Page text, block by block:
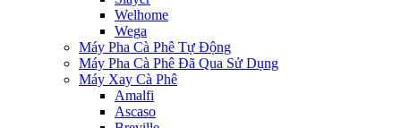
Welhome
Wega
Máy Pha Cà Phê Tự Động
Máy Pha Cà Phê Đã Qua Sử Dụng
Máy Xay Cà Phê
Amalfi
Ascaso